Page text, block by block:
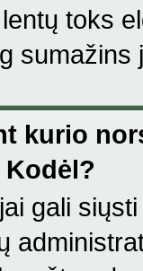
toks
kurio
gali